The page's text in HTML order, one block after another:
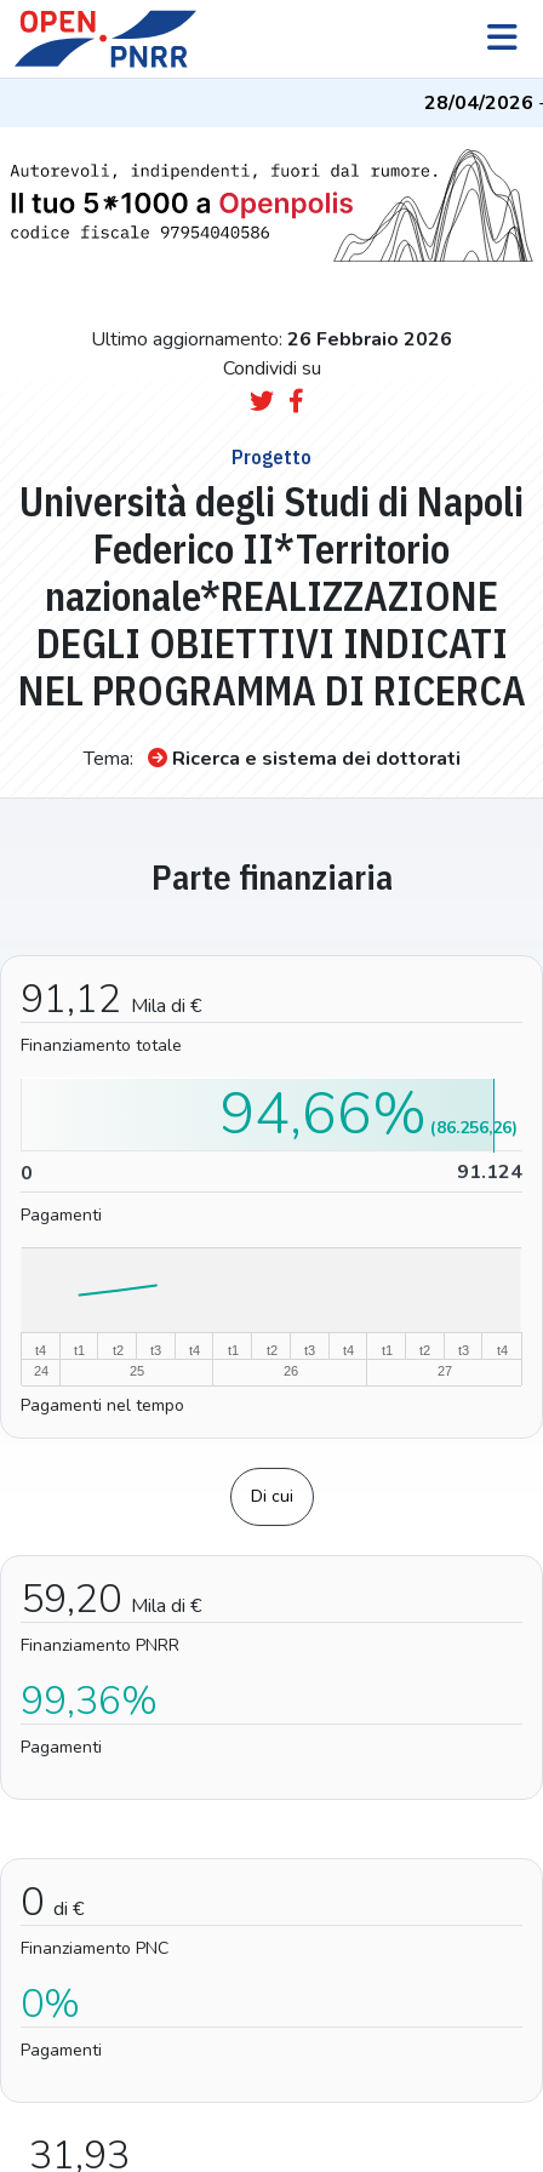
28/04/2026-
Ultimo aggiornamento: 26 Febbraio 2026
Condividi su
Progetto
Università degli Studi di Napoli
Federico II*Territorio
nazionale*REALIZZAZIONE
DEGLI OBIETTIVI INDICATI
NEL PROGRAMMA DI RICERCA
Tema: Ricerca e sistema dei dottorati
Parte finanziaria
91,12 Mila di €
Finanziamento totale
0 91.124
94,66% (86.256,26)
Pagamenti
t4
24
t1
25
t2 t3 t4
t1
26
t2 t3 t4
t1
27
t2 t3 t4
Pagamenti nel tempo
Di cui
59,20 Mila di €
Finanziamento PNRR
99,36%
Pagamenti
0 di €
Finanziamento PNC
0%
Pagamenti
31,93